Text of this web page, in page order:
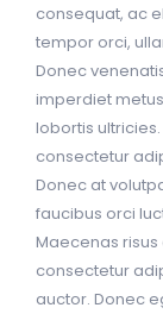
consequat, ac
tempor orci,
Donec
imperdiet
lobortis
consectetur
Donec at
faucibus orci
Maecenas risus
consectetur
auctor. Donec